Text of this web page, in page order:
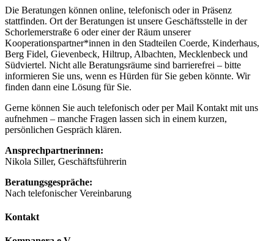
Die Beratungen können online, telefonisch oder in Präsenz
stattfinden. Ort der Beratungen ist unsere Geschäftsstelle in der
Schorlemerstraße 6 oder einer der Räum unserer
Kooperationspartner*innen in den Stadteilen Coerde, Kinderhaus,
Berg Fidel, Gievenbeck, Hiltrup, Albachten, Mecklenbeck und
Südviertel. Nicht alle Beratungsräume sind barrierefrei – bitte
informieren Sie uns, wenn es Hürden für Sie geben könnte. Wir
finden dann eine Lösung für Sie.
Gerne können Sie auch telefonisch oder per Mail Kontakt mit uns
aufnehmen – manche Fragen lassen sich in einem kurzen,
persönlichen Gespräch klären.
Ansprechpartnerinnen:
Nikola Siller, Geschäftsführerin
Beratungsgespräche:
Nach telefonischer Vereinbarung
Kontakt